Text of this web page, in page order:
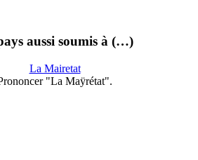
aussi soumis à (…)
La Mairetat
"La Maÿrétat".